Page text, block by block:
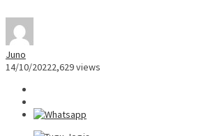
Juno
14/10/20222,629 views